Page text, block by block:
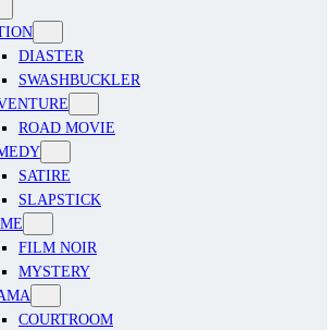
DIASTER
SWASHBUCKLER
ROAD MOVIE
SATIRE
SLAPSTICK
FILM NOIR
MYSTERY
COURTROOM